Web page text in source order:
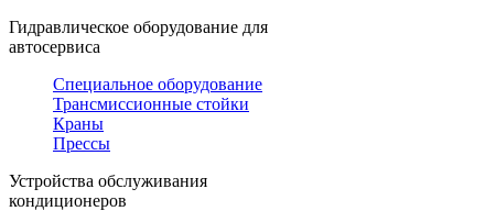
Гидравлическое оборудование для
автосервиса
Специальное оборудование
Трансмиссионные стойки
Краны
Прессы
Устройства обслуживания
кондиционеров